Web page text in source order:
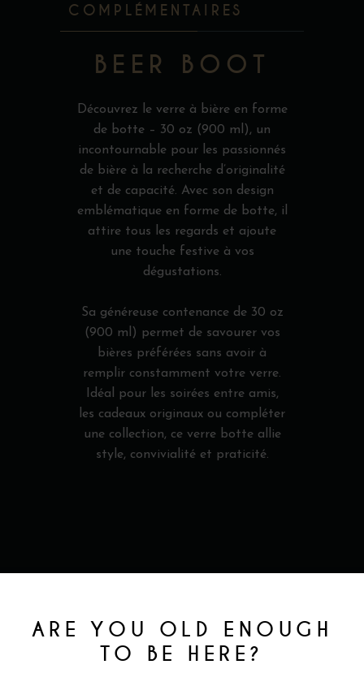
ARE YOU OLD ENOUGH
TO BE HERE?
COMPLÉMENTAIRES
BEER BOOT
Découvrez le verre à bière en forme
de botte – 30 oz (900 ml), un
incontournable pour les passionnés
de bière à la recherche d’originalité
et de capacité. Avec son design
emblématique en forme de botte, il
attire tous les regards et ajoute
une touche festive à vos
dégustations.
Sa généreuse contenance de 30 oz
(900 ml) permet de savourer vos
bières préférées sans avoir à
remplir constamment votre verre.
Idéal pour les soirées entre amis,
les cadeaux originaux ou compléter
une collection, ce verre botte allie
style, convivialité et praticité.
PRODUITS